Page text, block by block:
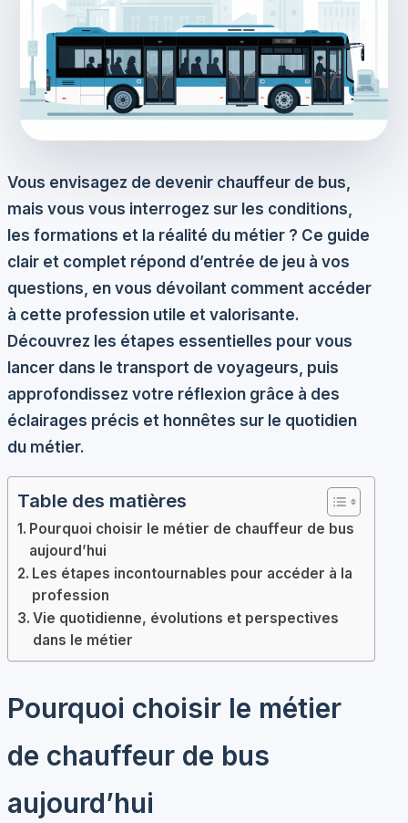
Vous envisagez de devenir chauffeur de bus,
mais vous vous interrogez sur les conditions,
les formations et la réalité du métier ? Ce guide
clair et complet répond d’entrée de jeu à vos
questions, en vous dévoilant comment accéder
à cette profession utile et valorisante.
Découvrez les étapes essentielles pour vous
lancer dans le transport de voyageurs, puis
approfondissez votre réflexion grâce à des
éclairages précis et honnêtes sur le quotidien
du métier.
Table des matières
Pourquoi choisir le métier de chauffeur de bus
aujourd’hui
Les étapes incontournables pour accéder à la
profession
Vie quotidienne, évolutions et perspectives
dans le métier
Pourquoi choisir le métier
de chauffeur de bus
aujourd’hui